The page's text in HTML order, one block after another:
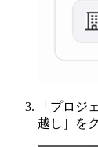
「プロジ
越し］を